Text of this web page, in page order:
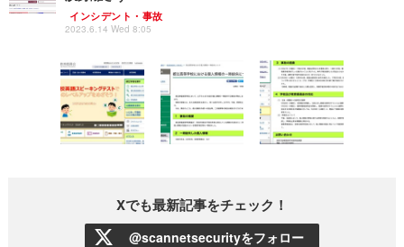
インシデント・事故
2023.6.14 Wed 8:05
Xでも最新記事をチェック！
@scannetsecurityをフォロー